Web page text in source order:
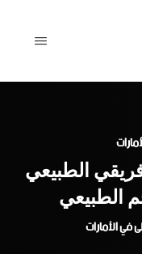
الطبيعي
الطبيعي
الأمارات